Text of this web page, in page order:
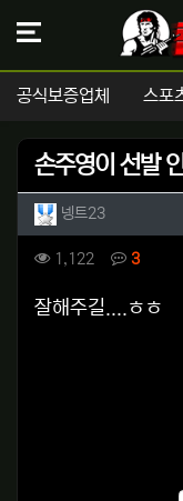
공식보증업체 스포
손주영이 선발
작성자 정보
넹트23작성
컨텐츠 정보
1,122 조회 3댓글
본문
잘해주길....ㅎㅎ